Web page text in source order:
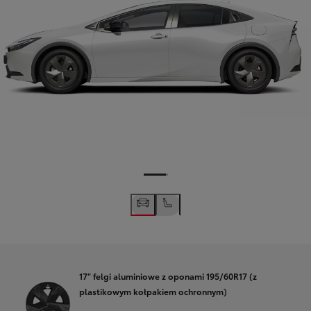
17" felgi aluminiowe z oponami 195/60R17 (z
plastikowym kołpakiem ochronnym)